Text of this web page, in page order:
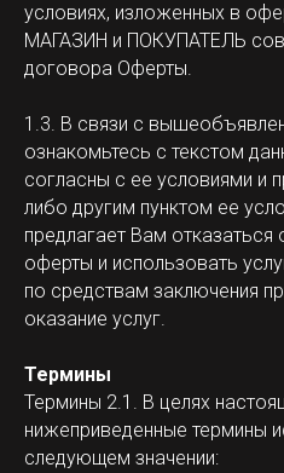
условиях, изложенных в
МАГАЗИН и ПОКУПАТЕЛЬ
договора Оферты.
1.3. В связи с
ознакомьтесь с текстом
согласны с ее условиями и
либо другим пунктом ее
предлагает Вам
оферты и использовать
по средствам заключения
оказание услуг.
Термины
Термины 2.1. В целях
нижеприведенные термины
следующем значении: